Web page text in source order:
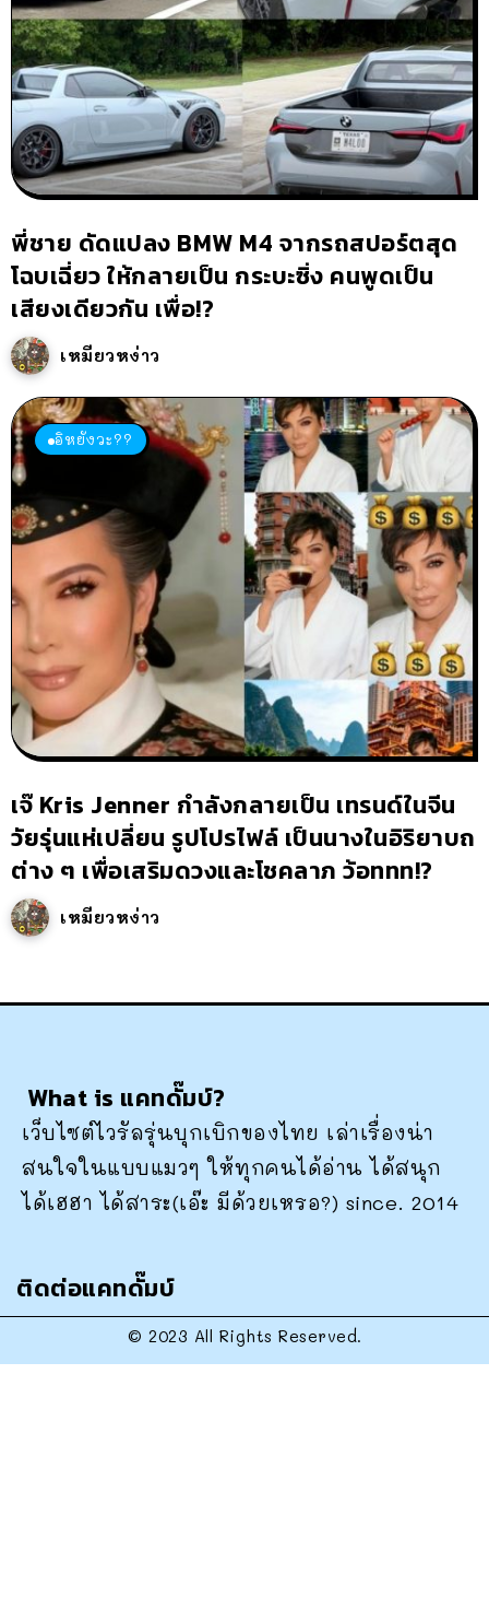
พี่ชาย ดัดแปลง BMW M4 จากรถสปอร์ตสุด
โฉบเฉี่ยว ให้กลายเป็น กระบะซิ่ง คนพูดเป็น
เสียงเดียวกัน เพื่อ!?
เหมียวหง่าว
อิหยังวะ??
เจ๊ Kris Jenner กำลังกลายเป็น เทรนด์ในจีน
วัยรุ่นแห่เปลี่ยน รูปโปรไฟล์ เป็นนางในอิริยาบถ
ต่าง ๆ เพื่อเสริมดวงและโชคลาภ ว้อททท!?
เหมียวหง่าว
What is แคทดั๊มบ์?
เว็บไซต์ไวรัลรุ่นบุกเบิกของไทย เล่าเรื่องน่า
สนใจในแบบแมวๆ ให้ทุกคนได้อ่าน ได้สนุก
ได้เฮฮา ได้สาระ(เอ๊ะ มีด้วยเหรอ?) since. 2014
ติดต่อแคทดั๊มบ์
© 2023 All Rights Reserved.